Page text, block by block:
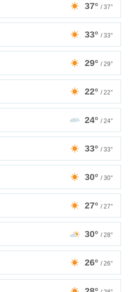
37° / 37°
33° / 33°
29° / 29°
22° / 22°
24° / 24°
33° / 33°
30° / 30°
27° / 27°
30° / 28°
26° / 26°